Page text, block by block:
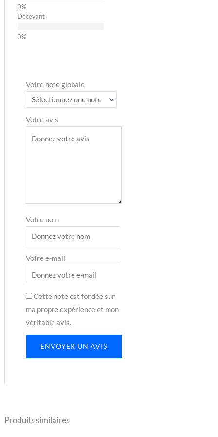
Décevant
Votre note globale
Votre avis
Votre nom
Votre e-mail
Cette note est fondée sur
ma propre expérience et mon
véritable avis.
ENVOYER UN AVIS
Produits similaires